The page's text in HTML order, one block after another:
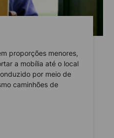
proporções menores,
a mobília até o local
por meio de
caminhões de